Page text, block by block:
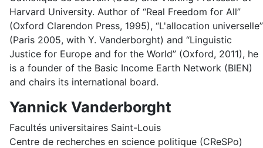
Harvard University. Author of “Real Freedom for All”
(Oxford Clarendon Press, 1995), “L'allocation universelle”
(Paris 2005, with Y. Vanderborght) and “Linguistic
Justice for Europe and for the World” (Oxford, 2011), he
is a founder of the Basic Income Earth Network (BIEN)
and chairs its international board.
Yannick Vanderborght
Facultés universitaires Saint-Louis
Centre de recherches en science politique (CReSPo)